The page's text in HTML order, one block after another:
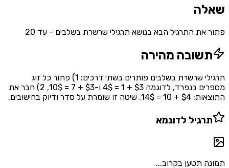
שאלה
פתור את התרגיל הבא בנושא תרגילי שרשרת בשלבים - עד 20
תשובה מהירה
תרגילי שרשרת בשלבים פותרים בשתי דרכים: 1) פתור כל זוג
מספרים בנפרד, לדוגמה $3 + 1 = 4$ ו-$3 + 7 = 10$, 2) חבר את
התוצאות: $4 + 10 = 14$. שיטה זו שומרת על סדר ודיוק בחישובים.
תרגיל לדוגמא
תמונה תטען בקרוב...